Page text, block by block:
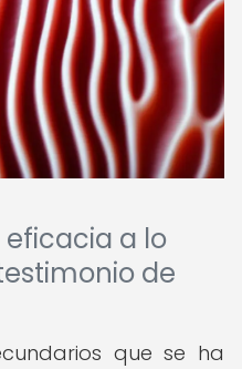
a lo
de
que se ha